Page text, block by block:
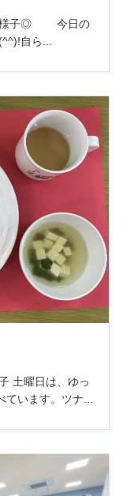
様子◎ 今日の
自ら...
土曜日は、ゆっ
います。ツナ...